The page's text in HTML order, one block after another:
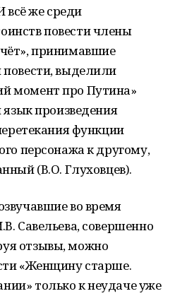
же среди
повести члены
принимавшие
повести, выделили
момент про Путина»
произведения
функции
персонажа к другому,
(В.О. Глуховцев).
во время
Савельева, совершенно
отзывы, можно
«Женщину старше.
только к неудаче уже